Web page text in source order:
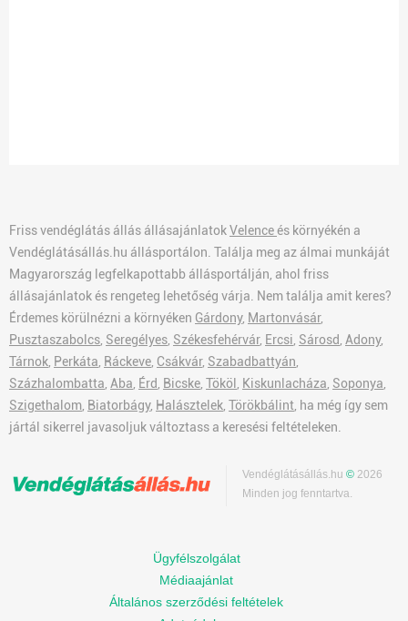
Friss vendéglátás állás állásajánlatokVelenceés környékén a
Vendéglátásállás.hu állásportálon. Találja meg az álmai munkáját
Magyarország legfelkapottabb állásportálján, ahol friss
állásajánlatok és rengeteg lehetőség várja. Nem találja amit keres?
Érdemes körülnézni a környéken Gárdony, Martonvásár,
Pusztaszabolcs Seregélyes Székesfehérvár, Ercsi Sárosd Adony,
Tárnok Perkáta Ráckeve Csákvár, Szabadbattyán
Százhalombatta Aba Érd Bicske Tököl Kiskunlacháza Soponya
Szigethalom Biatorbágy, Halásztelek Törökbálint , ha még így sem
jártál sikerrel javasoljuk változtass a keresési feltételeken.
Vendéglátásállás.hu© 2026
Minden jog fenntartva.
Ügyfélszolgálat
Médiaajánlat
Általános szerződési feltételek